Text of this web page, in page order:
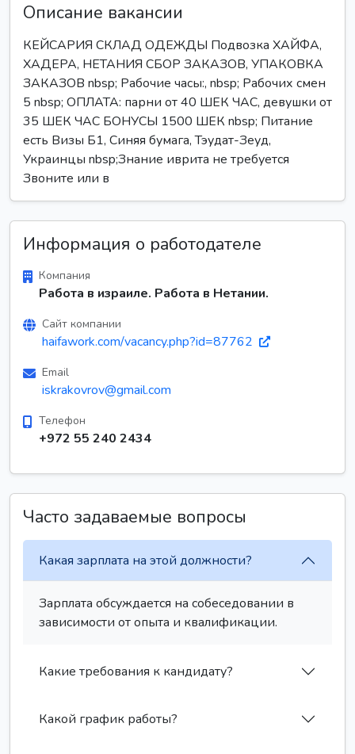
Описание вакансии
КЕЙСАРИЯ СКЛАД ОДЕЖДЫ Подвозка ХАЙФА,
ХАДЕРА, НЕТАНИЯ СБОР ЗАКАЗОВ, УПАКОВКА
ЗАКАЗОВ nbsp; Рабочие часы:, nbsp; Рабочих смен
5 nbsp; ОПЛАТА: парни от 40 ШЕК ЧАС, девушки от
35 ШЕК ЧАС БОНУСЫ 1500 ШЕК nbsp; Питание
есть Визы Б1, Синяя бумага, Тэудат-Зеуд,
Украинцы nbsp;Знание иврита не требуется
Звоните или в
Информация о работодателе
Компания
Работа в израиле. Работа в Нетании.
Сайт компании
haifawork.com/vacancy.php?id=87762
Email
iskrakovrov@gmail.com
Телефон
+972 55 240 2434
Часто задаваемые вопросы
Какая зарплата на этой должности?
Зарплата обсуждается на собеседовании в
зависимости от опыта и квалификации.
Какие требования к кандидату?
Какой график работы?